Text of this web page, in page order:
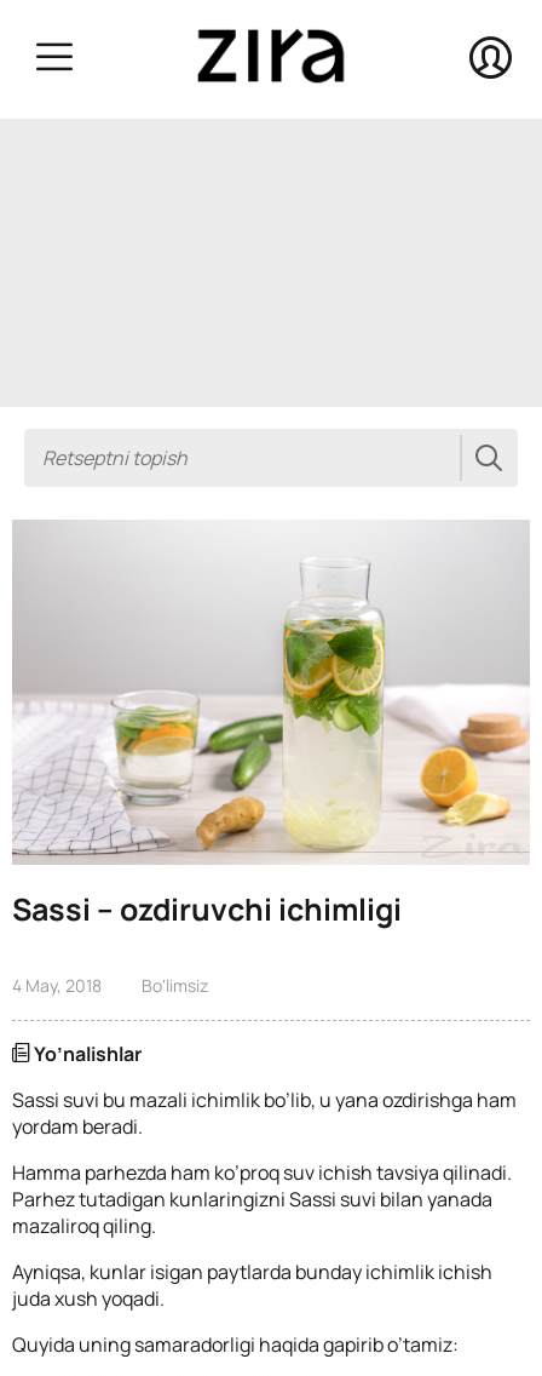
Sassi – ozdiruvchi ichimligi
4 May, 2018 Bo'limsiz
Yo’nalishlar
Sassi suvi bu mazali ichimlik bo’lib, u yana ozdirishga ham
yordam beradi.
Hamma parhezda ham ko’proq suv ichish tavsiya qilinadi.
Parhez tutadigan kunlaringizni Sassi suvi bilan yanada
mazaliroq qiling.
Ayniqsa, kunlar isigan paytlarda bunday ichimlik ichish
juda xush yoqadi.
Quyida uning samaradorligi haqida gapirib o’tamiz: